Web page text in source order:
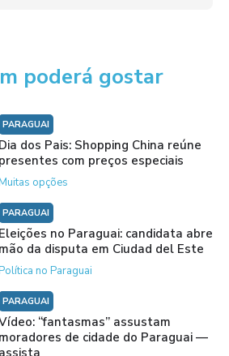
poderá gostar
PARAGUAI
Dia dos Pais: Shopping China reúne
presentes com preços especiais
opções
PARAGUAI
Eleições no Paraguai: candidata abre
mão da disputa em Ciudad del Este
no Paraguai
PARAGUAI
“fantasmas” assustam
moradores de cidade do Paraguai —
assista